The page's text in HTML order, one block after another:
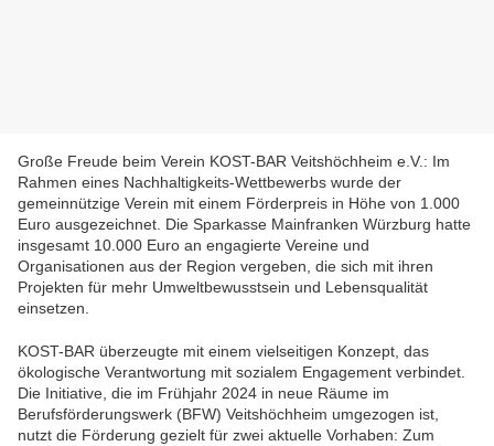
Große Freude beim Verein KOST-BAR Veitshöchheim e.V.: Im
Rahmen eines Nachhaltigkeits-Wettbewerbs wurde der
gemeinnützige Verein mit einem Förderpreis in Höhe von 1.000
Euro ausgezeichnet. Die Sparkasse Mainfranken Würzburg hatte
insgesamt 10.000 Euro an engagierte Vereine und
Organisationen aus der Region vergeben, die sich mit ihren
Projekten für mehr Umweltbewusstsein und Lebensqualität
einsetzen.
KOST-BAR überzeugte mit einem vielseitigen Konzept, das
ökologische Verantwortung mit sozialem Engagement verbindet.
Die Initiative, die im Frühjahr 2024 in neue Räume im
Berufsförderungswerk (BFW) Veitshöchheim umgezogen ist,
nutzt die Förderung gezielt für zwei aktuelle Vorhaben: Zum